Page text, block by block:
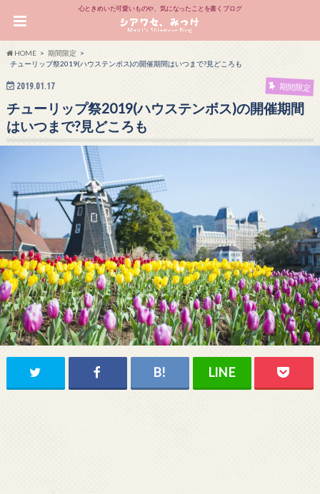
心ときめいた可愛いものや、気になったことを書くブログ
HOME
期間限定
チューリップ祭2019(ハウステンボス)の開催期間はいつまで?見どころも
2019.01.17 期間限定
チューリップ祭2019(ハウステンボス)の開催期間
はいつまで?見どころも